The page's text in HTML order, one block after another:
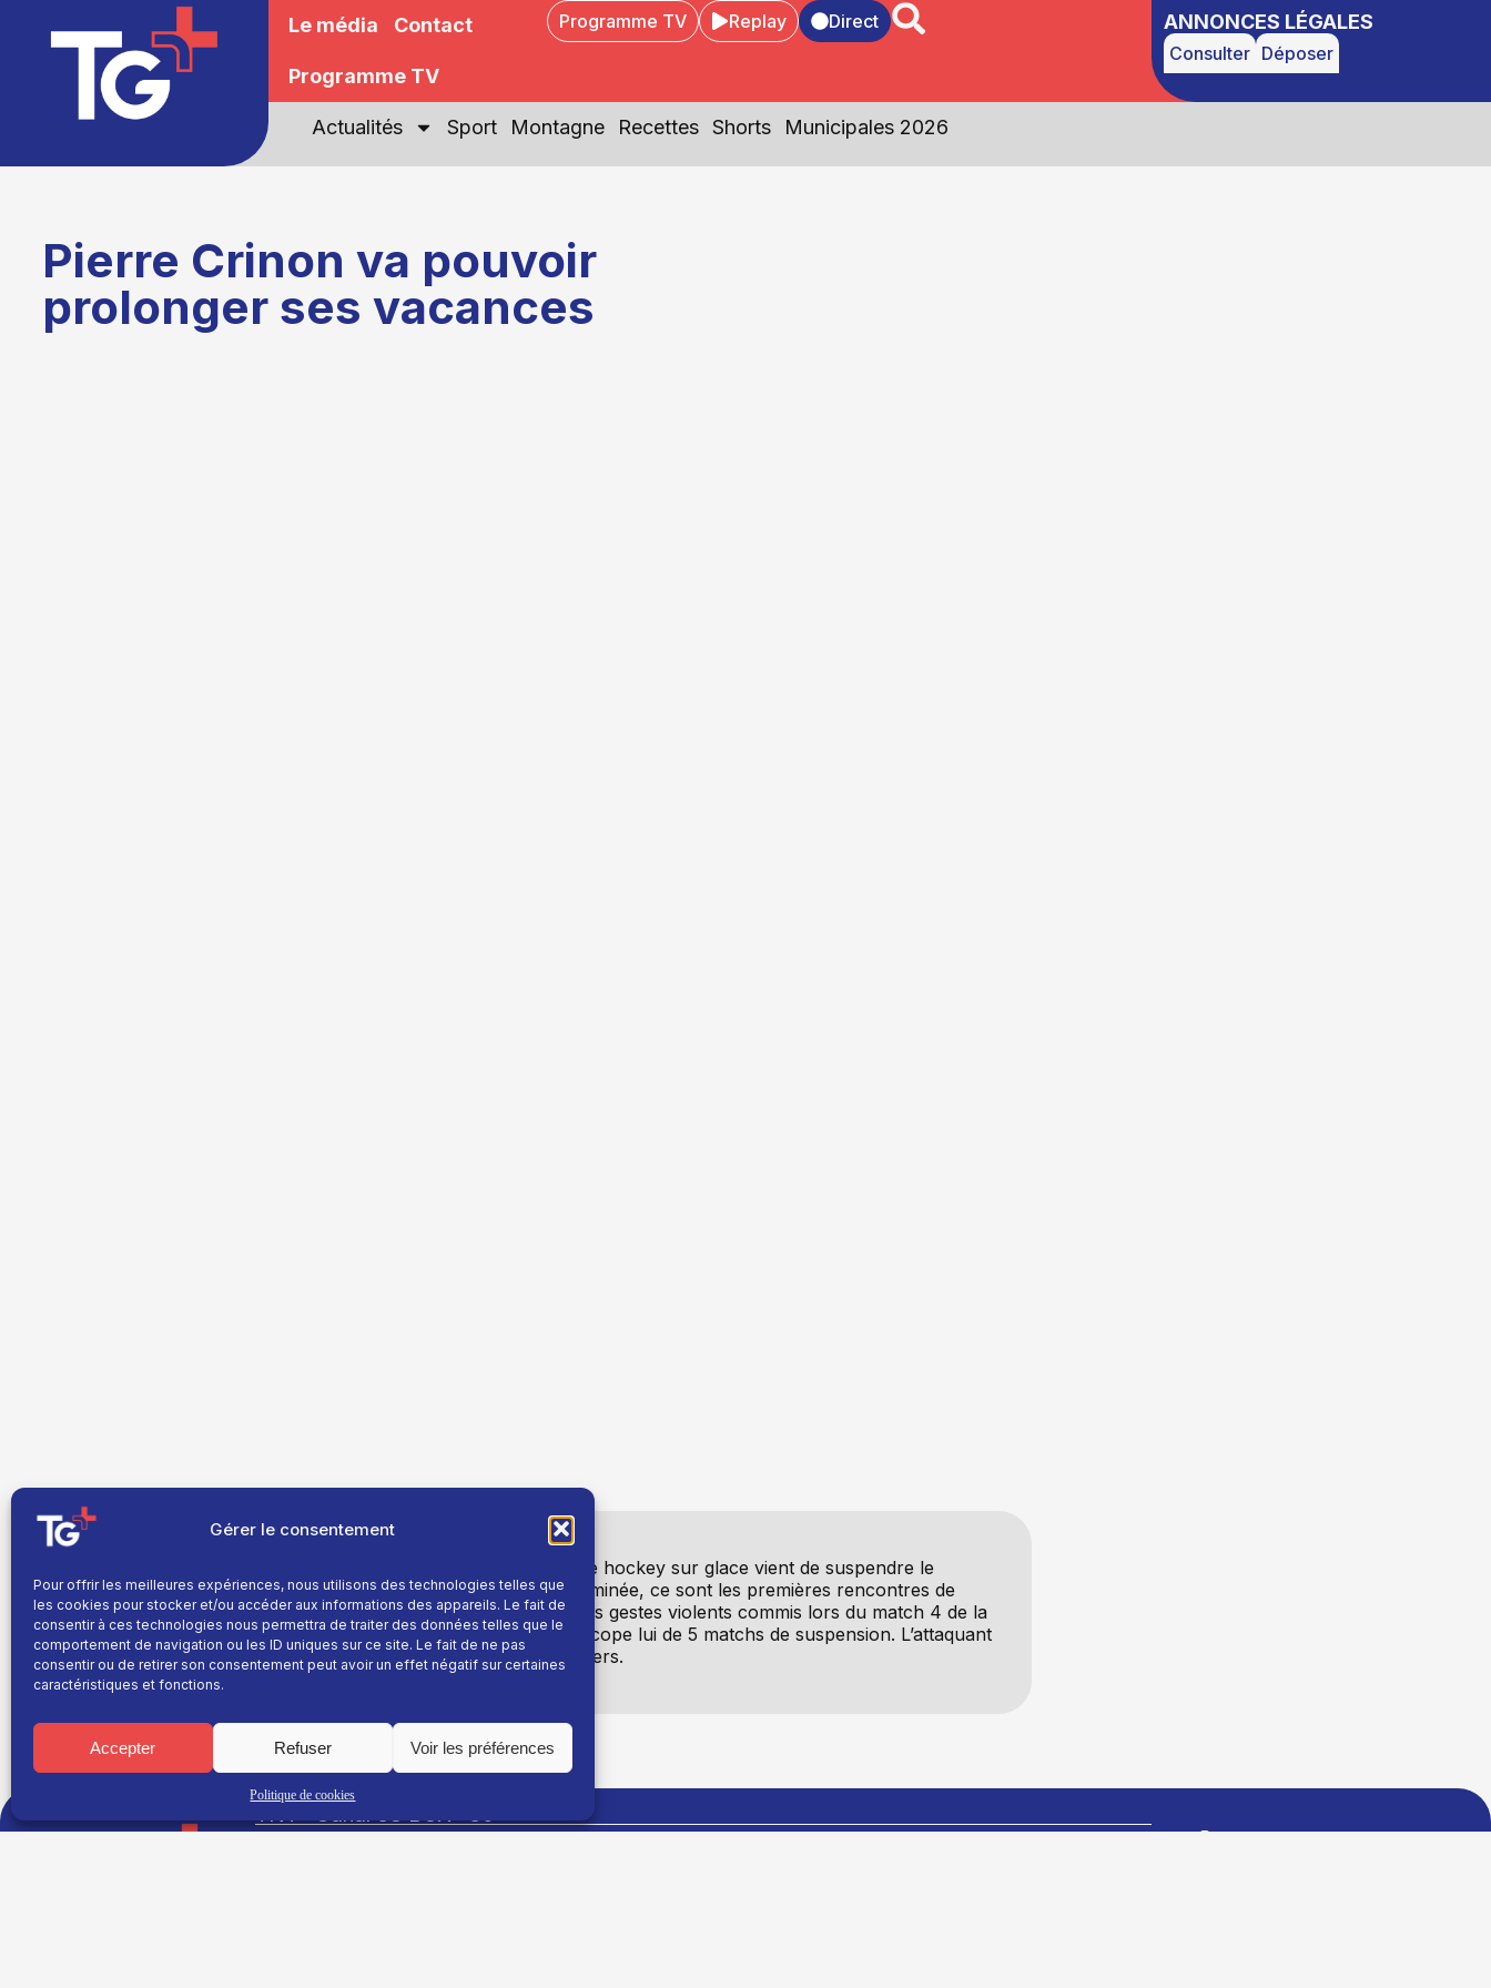
Gérer le consentement
Pour offrir les meilleures expériences, nous utilisons des technologies telles que
les cookies pour stocker et/ou accéder aux informations des appareils. Le fait de
consentir à ces technologies nous permettra de traiter des données telles que le
comportement de navigation ou les ID uniques sur ce site. Le fait de ne pas
consentir ou de retirer son consentement peut avoir un effet négatif sur certaines
caractéristiques et fonctions.
Accepter Refuser Voir les préférences
Politique de cookies
Le média Contact
Programme TV
Programme TV Replay Direct ANNONCES LÉGALES
Consulter Déposer
Actualités Sport Montagne Recettes Shorts Municipales 2026
Pierre Crinon va pouvoir
prolonger ses vacances
La Commission des Infractions aux Règles de Jeu de la Ligue de hockey sur glace vient de suspendre le
défenseur grenoblois pour 9 matchs ferme. La saison étant terminée, ce sont les premières rencontres de
2026-2027 qui sont concernées. Une sanction infligées pour des gestes violents commis lors du match 4 de la
finale de Ligue Magnus contre Bordeaux. Valentin Grossetete écope lui de 5 matchs de suspension. L’attaquant
isérois est actuellement en stage avec l’équipe de France à Angers.
TNT : Canal 38 BOX : 30